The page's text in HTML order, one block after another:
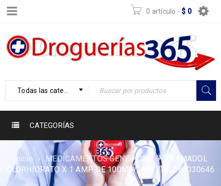
0 artículo - $ 0
Todas las categorías
CATEGORÍAS
Inicio › MEDICAMENTOS GENERICOS ›
TRAMADOL
CLORHIDRATO X 1 AMP DE 100MG/2ML 7702184030646